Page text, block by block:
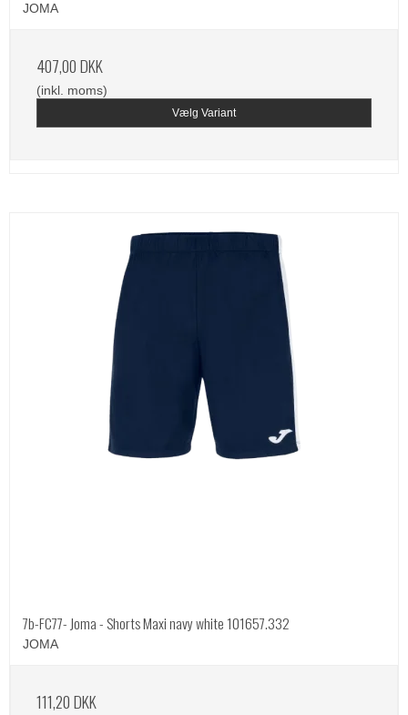
JOMA
407,00 DKK
(inkl. moms)
Vælg Variant
7b-FC77- Joma - Shorts Maxi navy white 101657.332
JOMA
111,20 DKK